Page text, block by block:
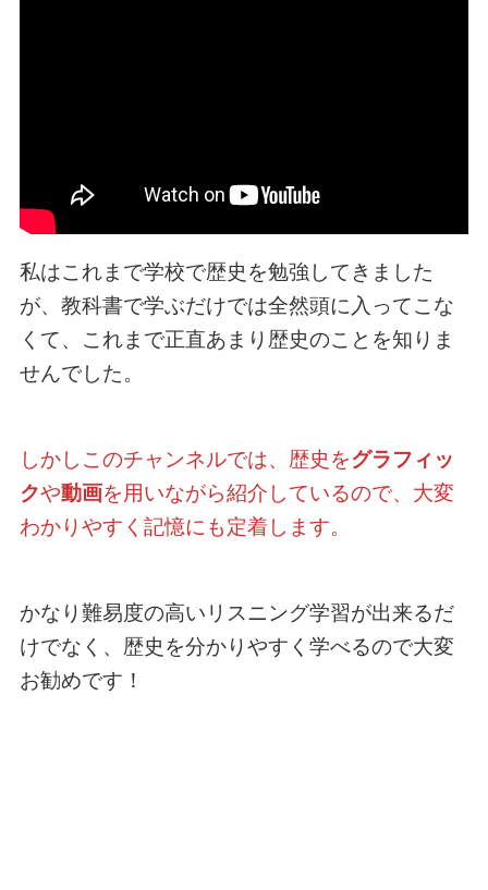
私はこれまで学校で歴史を勉強してきました
が、教科書で学ぶだけでは全然頭に入ってこな
くて、これまで正直あまり歴史のことを知りま
せんでした。
しかしこのチャンネルでは、歴史をグラフィッ
クや動画を用いながら紹介しているので、大変
わかりやすく記憶にも定着します。
かなり難易度の高いリスニング学習が出来るだ
けでなく、歴史を分かりやすく学べるので大変
お勧めです！